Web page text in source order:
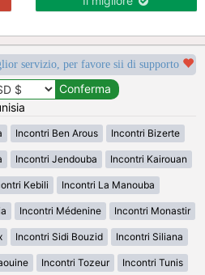
servizio, per favore sii di supporto
Incontri Ben Arous Incontri Bizerte
Incontri Jendouba Incontri Kairouan
Kebili Incontri La Manouba
Incontri Médenine Incontri Monastir
Incontri Sidi Bouzid Incontri Siliana
Incontri Tozeur Incontri Tunis